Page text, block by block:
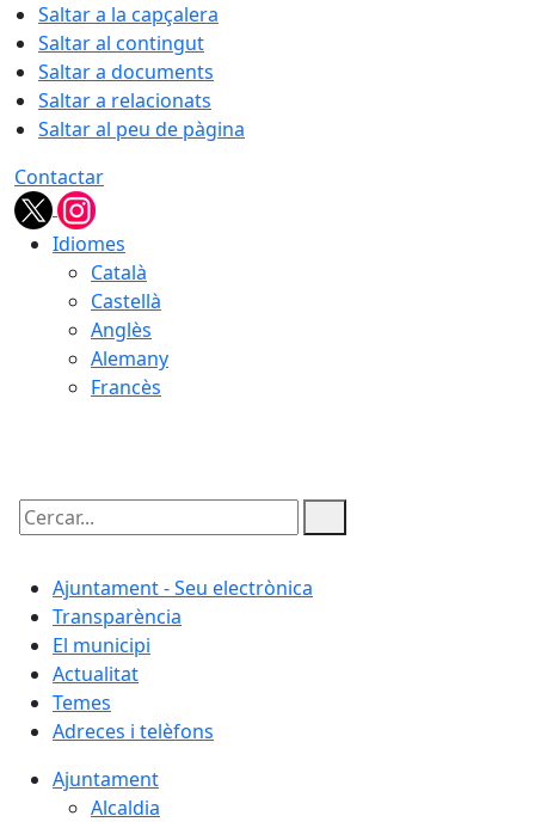
Saltar a la capçalera
Saltar al contingut
Saltar a documents
Saltar a relacionats
Saltar al peu de pàgina
Contactar
Idiomes
Català
Castellà
Anglès
Alemany
Francès
Cercar:
Ajuntament - Seu electrònica
Transparència
El municipi
Actualitat
Temes
Adreces i telèfons
Ajuntament
Alcaldia